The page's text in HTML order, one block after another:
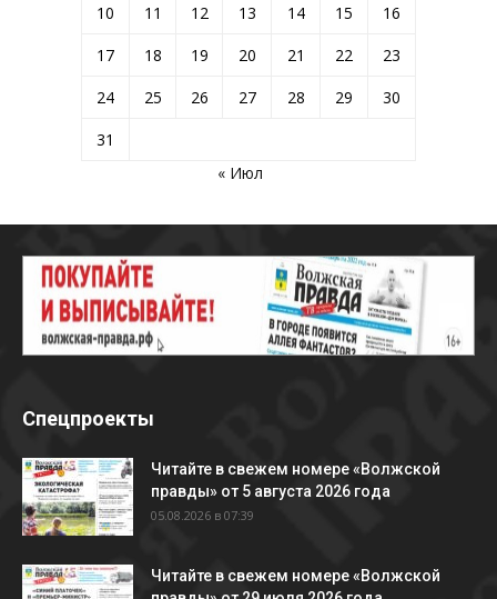
10
11 12 13 14 15
16
17
18 19 20 21 22
23
24
25 26 27 28 29
30
31
« Июл
Спецпроекты
Читайте в свежем номере «Волжской
правды» от 5 августа 2026 года
05.08.2026 в 07:39
Читайте в свежем номере «Волжской